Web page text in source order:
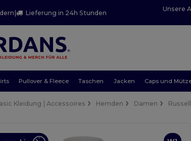
| Lieferung in 24h Stunden
Unsere
Pullover & Fleece Taschen Jacken Caps und
Kleidung | Accessoires Hemden Damen